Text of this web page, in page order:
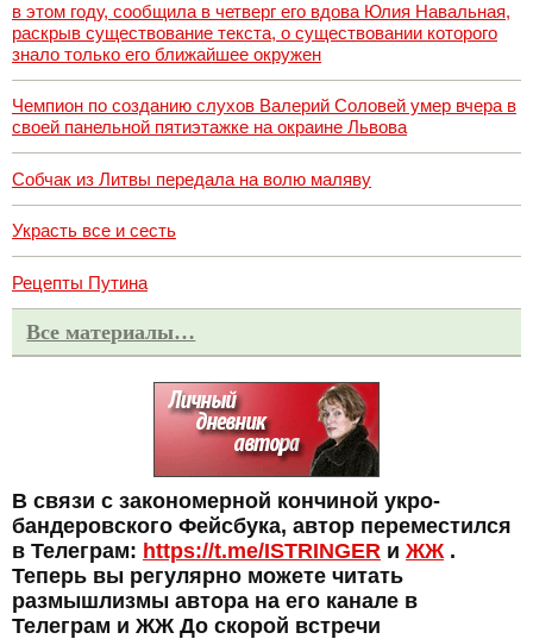
в этом году, сообщила в четверг его вдова Юлия Навальная,
раскрыв существование текста, о существовании которого
знало только его ближайшее окружен
Чемпион по созданию слухов Валерий Соловей умер вчера в
своей панельной пятиэтажке на окраине Львова
Собчак из Литвы передала на волю маляву
Украсть все и сесть
Рецепты Путина
Все материалы…
В связи с закономерной кончиной укро-
бандеровского Фейсбука, автор переместился
в Телеграм: https://t.me/ISTRINGER и ЖЖ .
Теперь вы регулярно можете читать
размышлизмы автора на его канале в
Телеграм и ЖЖ До скорой встречи